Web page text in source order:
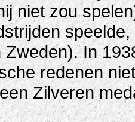
niet zou
In
redenen
Zilveren